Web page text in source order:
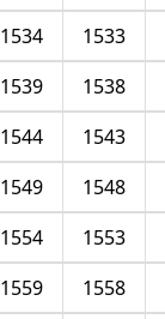
1533
1534
1538
1539
1543
1544
1548
1549
1553
1554
1558
1559